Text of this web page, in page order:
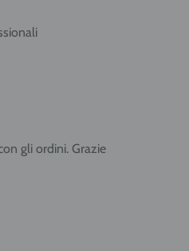
gli ordini. Grazie